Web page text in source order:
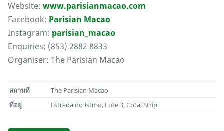
Website: www.parisianmacao.com
Facebook: Parisian Macao
Instagram: parisian_macao
Enquiries: (853) 2882 8833
Organiser: The Parisian Macao
สถานที่
The Parisian Macao
ที่อยู่
Estrada do Istmo, Lote 3, Cotai Strip